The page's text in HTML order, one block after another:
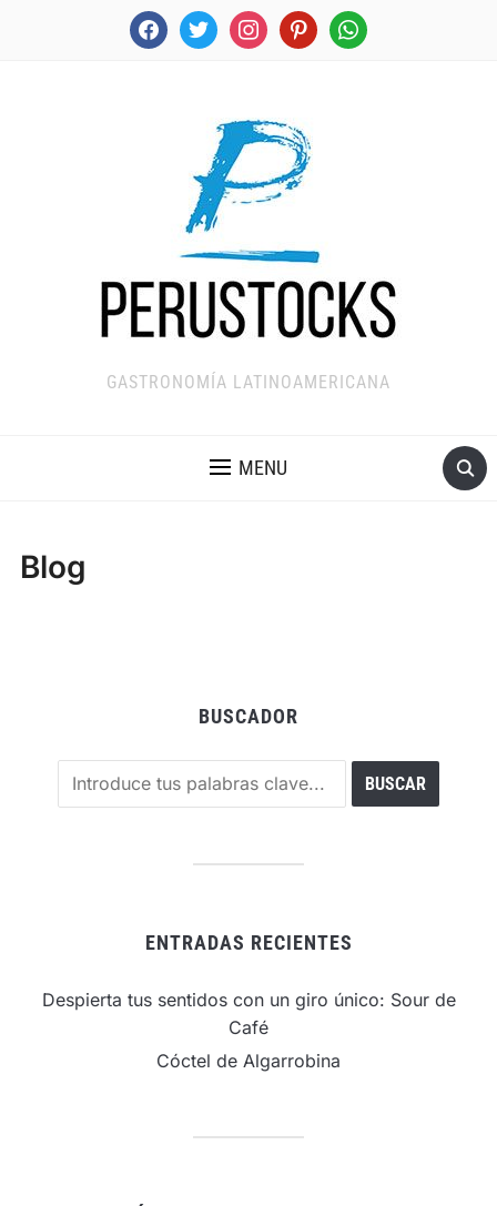
facebooktwitter instagrampinterestwhatsapp
GASTRONOMÍA LATINOAMERICANA
MENU
Blog
BUSCADOR
ENTRADAS RECIENTES
Despierta tus sentidos con un giro único: Sour de
Café
Cóctel de Algarrobina